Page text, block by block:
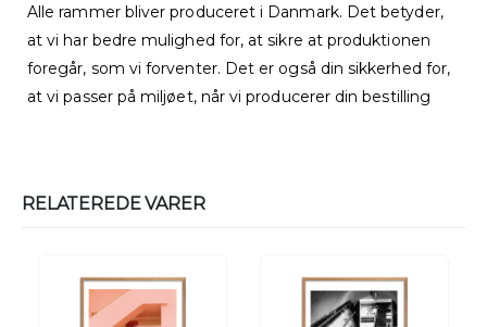
Alle rammer bliver produceret i Danmark. Det betyder,
at vi har bedre mulighed for, at sikre at produktionen
foregår, som vi forventer. Det er også din sikkerhed for,
at vi passer på miljøet, når vi producerer din bestilling
RELATEREDE VARER